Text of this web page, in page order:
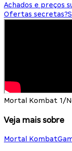
Achados e preços
Ofertas secretas?
Mortal Kombat 1/
Veja mais sobre
Mortal Kombat